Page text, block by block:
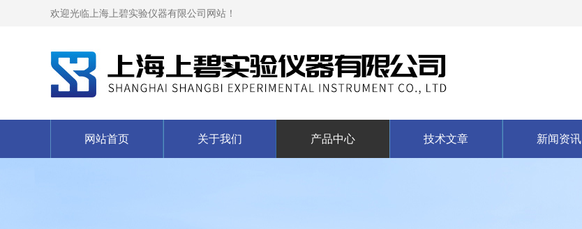
欢迎光临上海上碧实验仪器有限公司网站！
网站首页 关于我们 产品中心 技术文章 新闻资讯